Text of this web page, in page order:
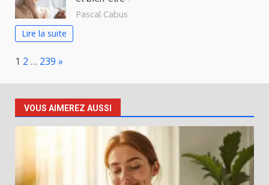
Pascal Cabus
Lire la suite
Page:
1 2 … 239 Next
»
VOUS AIMEREZ AUSSI